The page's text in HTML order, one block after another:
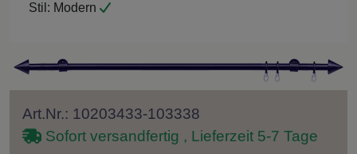
Stil: Modern
Art.Nr.: 10203433-103338
Sofort versandfertig , Lieferzeit 5-7 Tage